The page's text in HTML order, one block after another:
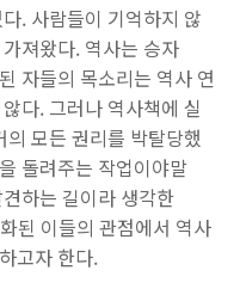
. 사람들이 기억하지 않
져왔다. 역사는 승자
자들의 목소리는 역사 연
다. 그러나 역사책에 실
모든 권리를 박탈당했
돌려주는 작업이야말
하는 길이라 생각한
된 이들의 관점에서 역사
고자 한다.